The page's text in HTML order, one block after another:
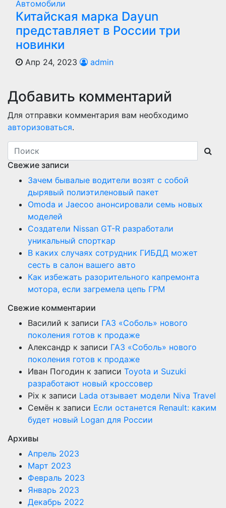
Автомобили
Китайская марка Dayun
представляет в России три
новинки
Апр 24, 2023 admin
Добавить комментарий
Для отправки комментария вам необходимо
авторизоваться.
Свежие записи
Зачем бывалые водители возят с собой
дырявый полиэтиленовый пакет
Оmoda и Jaecoo анонсировали семь новых
моделей
Создатели Nissan GT-R разработали
уникальный спорткар
В каких случаях сотрудник ГИБДД может
сесть в салон вашего авто
Как избежать разорительного капремонта
мотора, если загремела цепь ГРМ
Свежие комментарии
Василий к записи ГАЗ «Соболь» нового
поколения готов к продаже
Александр к записи ГАЗ «Соболь» нового
поколения готов к продаже
Иван Погодин к записи Toyota и Suzuki
разработают новый кроссовер
Pix к записи Lada отзывает модели Niva Travel
Семён к записи Если останется Renault: каким
будет новый Logan для России
Архивы
Апрель 2023
Март 2023
Февраль 2023
Январь 2023
Декабрь 2022